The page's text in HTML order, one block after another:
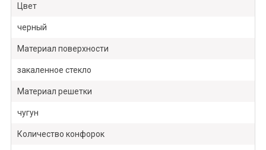
Цвет
черный
Материал поверхности
закаленное стекло
Материал решетки
чугун
Количество конфорок